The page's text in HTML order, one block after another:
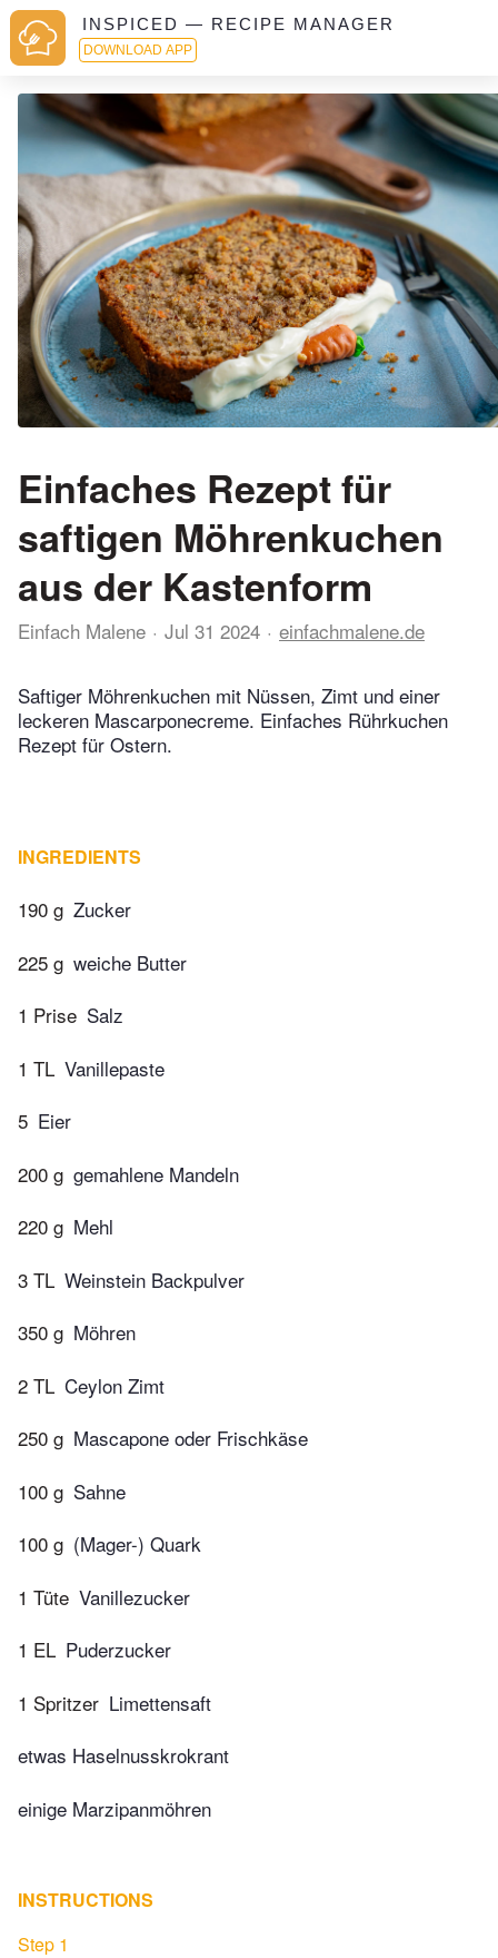
INSPICED — RECIPE MANAGER
DOWNLOAD APP
Einfaches Rezept für
saftigen Möhrenkuchen
aus der Kastenform
Einfach Malene Jul 31 2024 einfachmalene.de
Saftiger Möhrenkuchen mit Nüssen, Zimt und einer
leckeren Mascarponecreme. Einfaches Rührkuchen
Rezept für Ostern.
INGREDIENTS
190 g Zucker
225 g weiche Butter
1 Prise Salz
1 TL Vanillepaste
5 Eier
200 g gemahlene Mandeln
220 g Mehl
3 TL Weinstein Backpulver
350 g Möhren
2 TL Ceylon Zimt
250 g Mascapone oder Frischkäse
100 g Sahne
100 g (Mager-) Quark
1 Tüte Vanillezucker
1 EL Puderzucker
1 Spritzer Limettensaft
etwas Haselnusskrokrant
einige Marzipanmöhren
INSTRUCTIONS
Step 1